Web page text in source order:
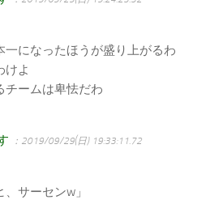
になったほうが盛り上がるわ
けよ
チームは卑怯だわ
：2019/09/29(日) 19:33:11.72
サーセンw」